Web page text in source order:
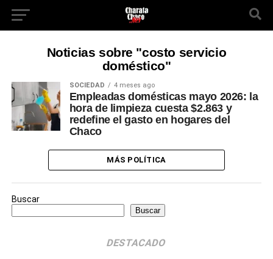
Noticias sobre "costo servicio
doméstico"
SOCIEDAD 4 meses ago
Empleadas domésticas mayo 2026: la
hora de limpieza cuesta $2.863 y
redefine el gasto en hogares del
Chaco
MÁS POLÍTICA
Buscar
Buscar
DESTACADO